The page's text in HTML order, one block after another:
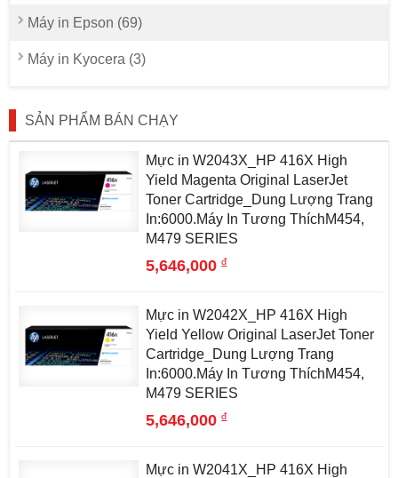
Máy in Epson (69)
Máy in Kyocera (3)
SẢN PHẨM BÁN CHẠY
Mực in W2043X_HP 416X High
Yield Magenta Original LaserJet
Toner Cartridge_Dung Lượng Trang
In:6000.Máy In Tương ThíchM454,
M479 SERIES
5,646,000đ
Mực in W2042X_HP 416X High
Yield Yellow Original LaserJet Toner
Cartridge_Dung Lượng Trang
In:6000.Máy In Tương ThíchM454,
M479 SERIES
5,646,000đ
Mực in W2041X_HP 416X High